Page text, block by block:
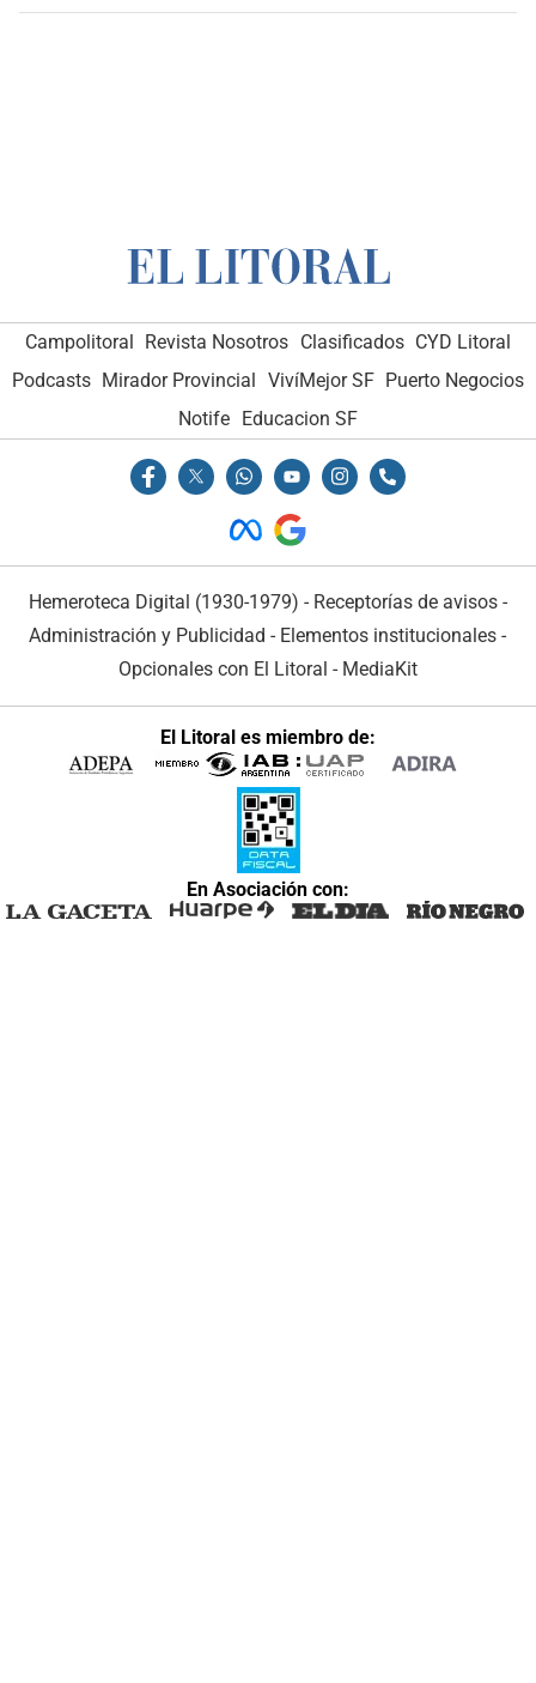
Campolitoral Revista Nosotros Clasificados CYD Litoral
Podcasts Mirador Provincial VivíMejor SF Puerto Negocios
Notife Educacion SF
Hemeroteca Digital (1930-1979) - Receptorías de avisos -
Administración y Publicidad - Elementos institucionales -
Opcionales con El Litoral - MediaKit
El Litoral es miembro de:
En Asociación con: